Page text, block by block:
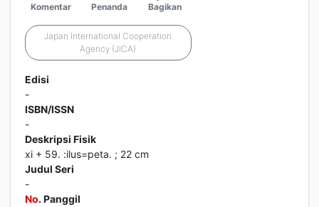
Komentar Penanda Bagikan
Japan International Cooperation
Agency (JICA)
Edisi
-
ISBN/ISSN
-
Deskripsi Fisik
xi + 59. :ilus=peta. ; 22 cm
Judul Seri
-
No. Panggil